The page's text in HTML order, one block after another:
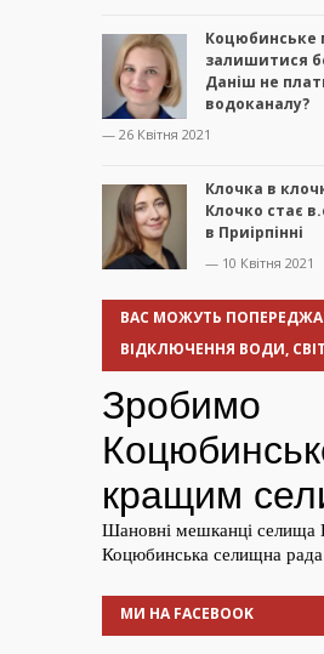
Коцюбинське
залишитися
Даніш не
водоканалу?
— 26 Квітня 2021
Клочка в
Клочко стає
в Приірпінні
— 10 Квітня 2021
ВАС МОЖУТЬ
ВІДКЛЮЧЕННЯ ВОДИ,
МИ НА FACEBOOK